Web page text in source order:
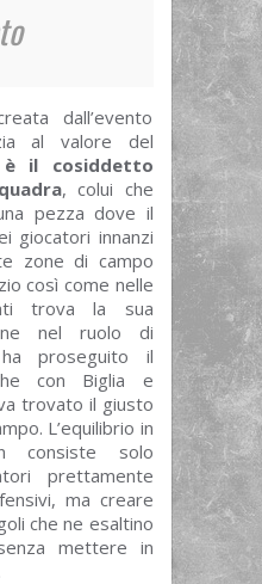
dall’evento
al valore del
è il cosiddetto
, colui che
pezza dove il
giocatori innanzi
zone di campo
così come nelle
trova la sua
nel ruolo di
proseguito il
con Biglia e
trovato il giusto
L’equilibrio in
consiste solo
prettamente
ma creare
che ne esaltino
mettere in